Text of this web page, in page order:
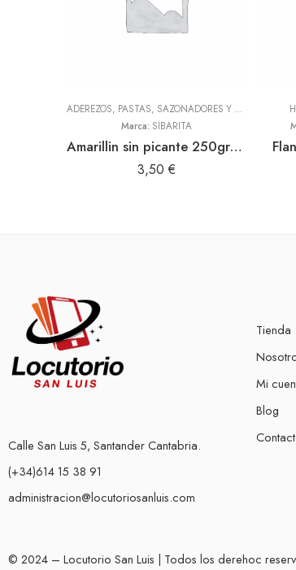
ADEREZOS, PASTAS, SAZONADORES Y CONDIMENTOS
Marca: SIBARITA
Amarillin sin picante 250gr (Sibarita)
3,50 €
Calle San Luis 5, Santander Cantabria.
(+34)614 15 38 91
administracion@locutoriosanluis.com
Tienda
Mi
Blog
© 2024 – Locutorio San Luis | Todos los derehoc